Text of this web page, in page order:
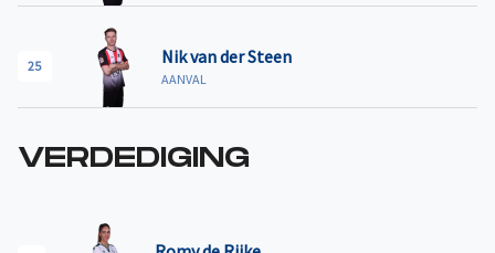
25 Nik van der Steen
AANVAL
VERDEDIGING